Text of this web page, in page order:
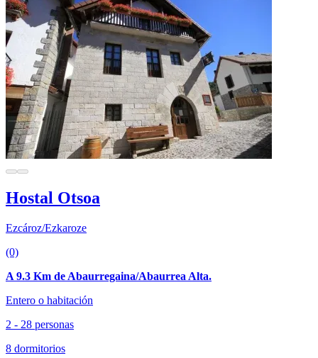
Hostal Otsoa
Ezcároz/Ezkaroze
(0)
A 9.3 Km de Abaurregaina/Abaurrea Alta.
Entero o habitación
2 - 28 personas
8 dormitorios